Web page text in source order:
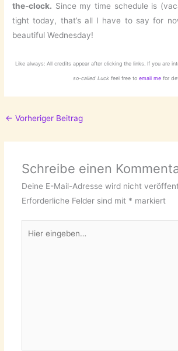
the-clock. Since my time schedule is
tight today, that’s all I have to say for
beautiful Wednesday!
Like always: All credits appear after clicking the links. If you are
so-called Luckfeel free toemail me for
← Vorheriger Beitrag
Schreibe einen
Deine E-Mail-Adresse wird nicht
Erforderliche Felder sind mit * markiert
eingeben…